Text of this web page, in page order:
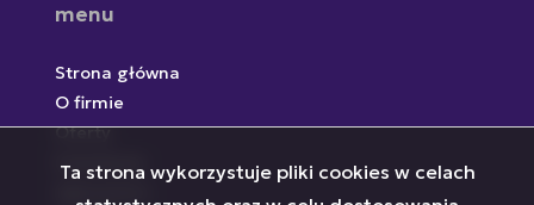
menu
Strona główna
O firmie
Oferty
Inwestycje
Ta strona wykorzystuje pliki cookies w celach